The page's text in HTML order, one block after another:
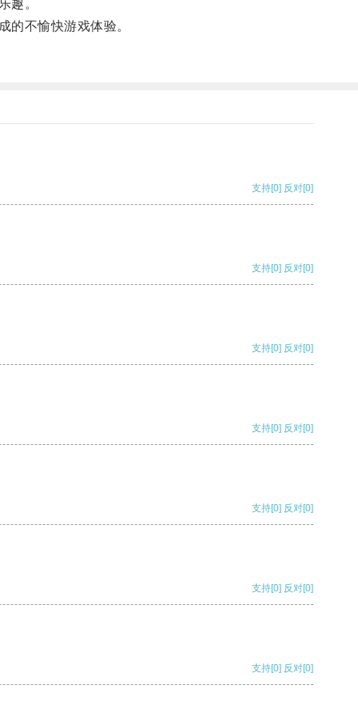
趣。
不愉快游戏体验。
支持[0] 反对[0]
支持[0] 反对[0]
支持[0] 反对[0]
支持[0] 反对[0]
支持[0] 反对[0]
支持[0] 反对[0]
支持[0] 反对[0]